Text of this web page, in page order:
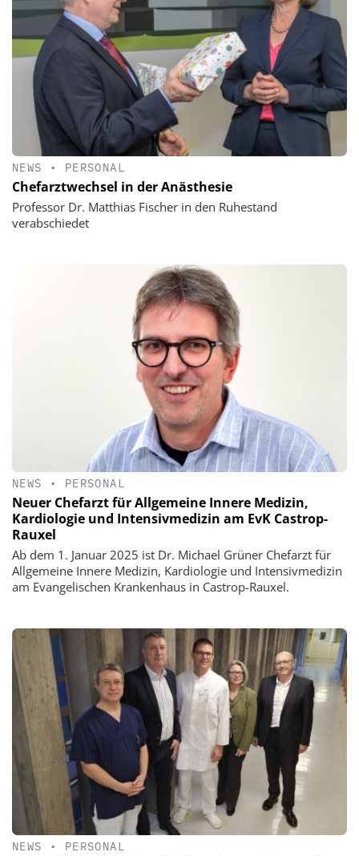
NEWS • PERSONAL
Chefarztwechsel in der Anästhesie
Professor Dr. Matthias Fischer in den Ruhestand
verabschiedet
NEWS • PERSONAL
Neuer Chefarzt für Allgemeine Innere Medizin,
Kardiologie und Intensivmedizin am EvK Castrop-
Rauxel
Ab dem 1. Januar 2025 ist Dr. Michael Grüner Chefarzt für
Allgemeine Innere Medizin, Kardiologie und Intensivmedizin
am Evangelischen Krankenhaus in Castrop-Rauxel.
NEWS • PERSONAL